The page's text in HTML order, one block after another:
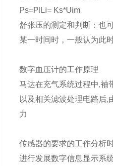
Ps=PILi= Ks*Uim
舒张压的测定和判断：也
某一时间时，一般认为此
数字血压计的工作原理
马达在充气系统过程中,袖
以及相关滤波处理电路后
力
传感器的要求的工作分析
进行发展数字信息显示系统